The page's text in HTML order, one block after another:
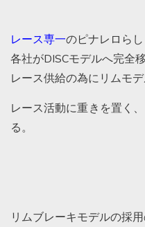
レース専一のピナレロらし
各社がDISCモデルへ完全
レース供給の為にリムモデ
レース活動に重きを置く
る。
リムブレーキモデルの採